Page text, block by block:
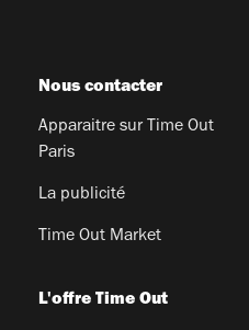
Nous contacter
Apparaitre sur Time Out
Paris
La publicité
Time Out Market
L'offre Time Out